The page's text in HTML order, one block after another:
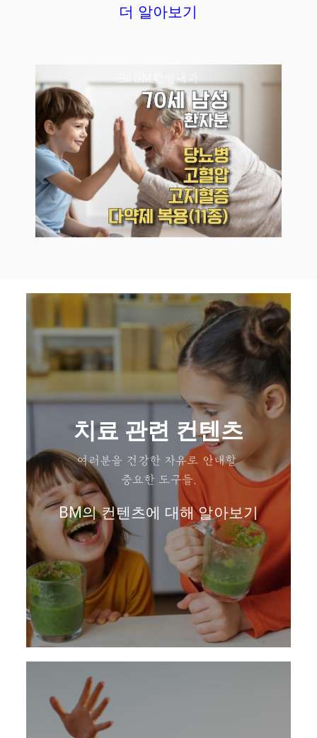
더 알아보기
치료 관련 컨텐츠
여러분을 건강한 자유로 안내할
중요한 도구들.
BM의 컨텐츠에 대해 알아보기